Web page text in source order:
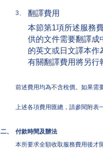
3、
翻譯費用
本節第1項所述服務
供的文件需要翻譯成
的英文或日文譯本作
有關翻譯費用將另行
前述費用均為不含稅價。如果需
上述各項費用匯總，請參閱附表
二、
付款時間及辦法
本所要求全額收取服務費用後才